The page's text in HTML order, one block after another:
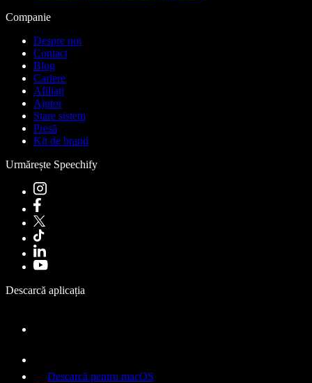
Companie
Despre noi
Contact
Blog
Cariere
Afiliați
Ajutor
Stare sistem
Presă
Kit de brand
Urmărește Speechify
Descarcă aplicația
Descarcă pentru macOS